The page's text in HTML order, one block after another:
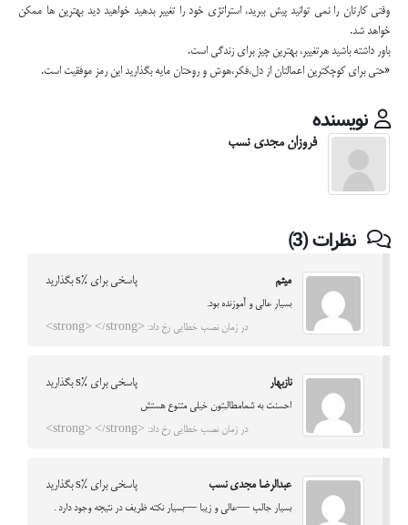
وقتی کارتان را نمی توانید پیش ببرید، استراتژی خود را تغییر بدهید خواهید دید بهترین ها ممکن
خواهد شد.
باور داشته باشید هرتغییر، بهترین چیز برای زندگی است.
«حتی برای کوچکترین اعمالتان از دل،فکر،هوش و روحتان مایه بگذارید این رمز موفقیت است.
نویسنده
فروزان مجدی نسب
نظرات (3)
میثم پاسخی برای %s بگذارید
بسیار عالی و آموزنده بود.
در زمان نصب خطایی رخ داد: <strong> </strong>
نازبهار پاسخی برای %s بگذارید
احسنت به شمامطالبتون خیلی متنوع هستش
در زمان نصب خطایی رخ داد: <strong> </strong>
عبدالرضا مجدی نسب پاسخی برای %s بگذارید
بسیار جالب —عالی و زیبا —بسیار نکته ظریف در نتیجه وجود دارد .